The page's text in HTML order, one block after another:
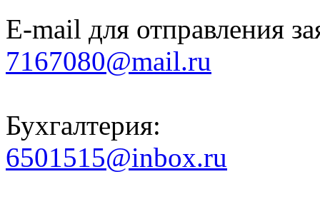
E-mail для отправления
7167080@mail.ru
Бухгалтерия:
6501515@inbox.ru